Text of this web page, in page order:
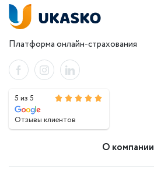
Платформа онлайн-страхования
5 из 5
Отзывы клиентов
О компании